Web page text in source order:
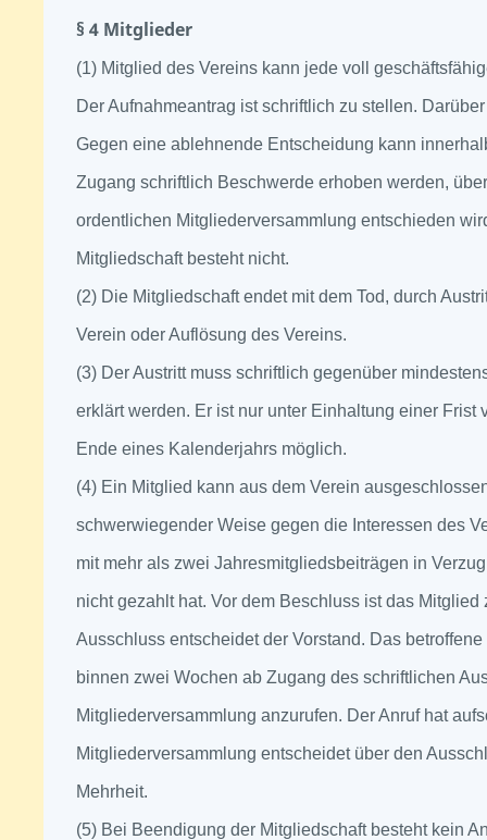
§ 4 Mitglieder
(1) Mitglied des Vereins kann jede voll
Der Aufnahmeantrag ist schriftlich zu stellen.
Gegen eine ablehnende Entscheidung kann
Zugang schriftlich Beschwerde erhoben werden,
ordentlichen Mitgliederversammlung entschieden
Mitgliedschaft besteht nicht.
(2) Die Mitgliedschaft endet mit dem Tod, durch
Verein oder Auflösung des Vereins.
(3) Der Austritt muss schriftlich gegenüber
erklärt werden. Er ist nur unter Einhaltung einer Frist
Ende eines Kalenderjahrs möglich.
(4) Ein Mitglied kann aus dem Verein
schwerwiegender Weise gegen die Interessen des
mit mehr als zwei Jahresmitgliedsbeiträgen in
nicht gezahlt hat. Vor dem Beschluss ist das Mitglied
Ausschluss entscheidet der Vorstand. Das
binnen zwei Wochen ab Zugang des schriftlichen
Mitgliederversammlung anzurufen. Der Anruf hat
Mitgliederversammlung entscheidet über den
Mehrheit.
(5) Bei Beendigung der Mitgliedschaft besteht kein